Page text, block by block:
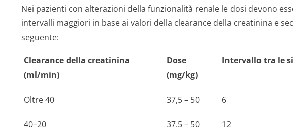
Nei pazienti con alterazioni della funzionalità renale le dosi devono
intervalli maggiori in base ai valori della clearance della creatinina e
seguente:
Clearance della creatinina
(ml/min)
Dose
(mg/kg)
Intervallo tra le
Oltre 40 37,5 – 50 6
40–20 37,5 – 50 12